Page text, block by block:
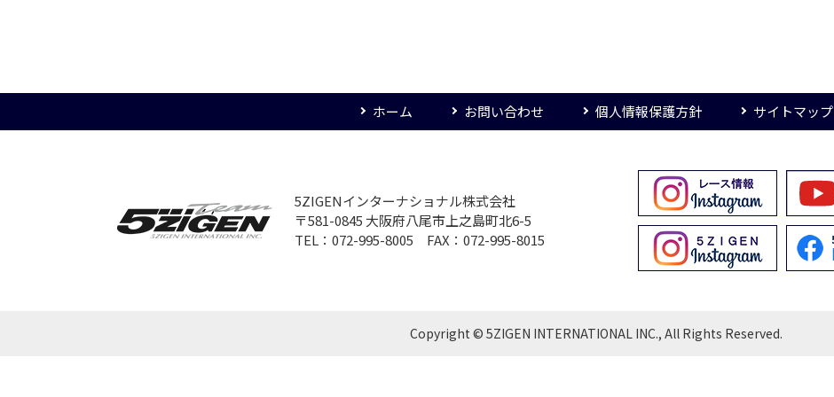
ホーム お問い合わせ 個人情報保護方針 サイトマップ
5ZIGENインターナショナル株式会社
〒581-0845 大阪府八尾市上之島町北6-5
TEL：072-995-8005 FAX：072-995-8015
Copyright © 5ZIGEN INTERNATIONAL INC., All Rights Reserved.